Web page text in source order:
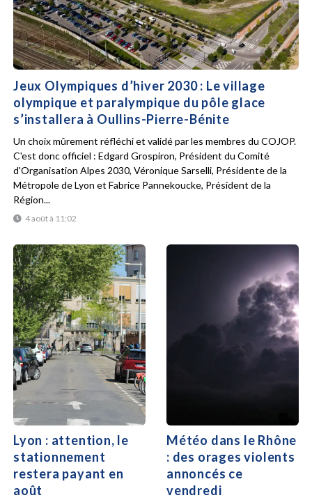
Jeux Olympiques d’hiver 2030 : Le village
olympique et paralympique du pôle glace
s’installera à Oullins-Pierre-Bénite
4 août à 11:02
Un choix mûrement réfléchi et validé par les membres du COJOP.
C'est donc officiel : Edgard Grospiron, Président du Comité
d'Organisation Alpes 2030, Véronique Sarselli, Présidente de la
Métropole de Lyon et Fabrice Pannekoucke, Président de la
Région...
Lyon : attention, le
stationnement
restera payant en
août
Météo dans le Rhône
: des orages violents
annoncés ce
vendredi